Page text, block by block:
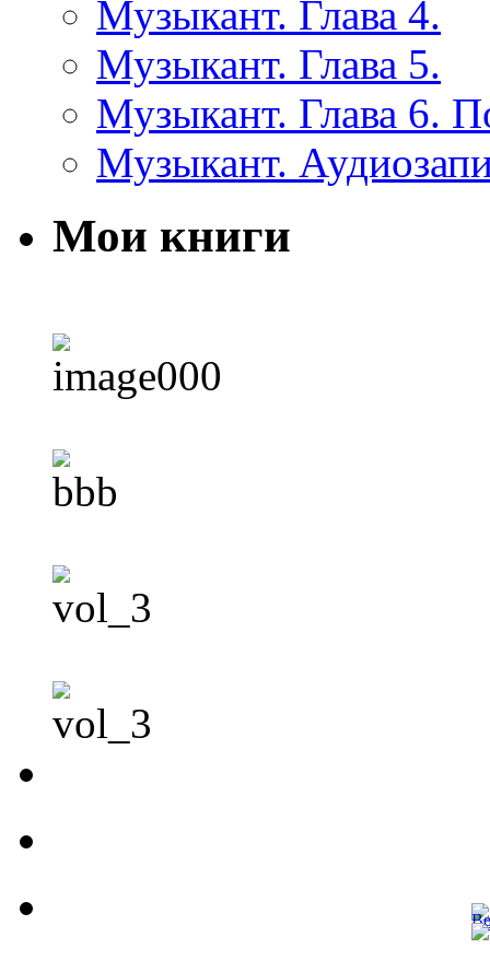
Музыкант. Глава 4.
Музыкант. Глава 5.
Музыкант. Глава 6.
Музыкант.
Мои книги